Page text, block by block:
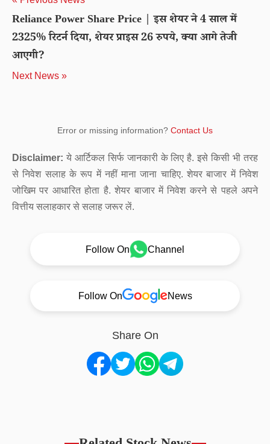
Reliance Power Share Price | इस शेयर ने 4 साल में
2325% रिटर्न दिया, शेयर प्राइस 26 रुपये, क्या आगे तेजी
आएगी?
Next News »
Error or missing information? Contact Us
Disclaimer: ये आर्टिकल सिर्फ जानकारी के लिए है. इसे किसी भी तरह
से निवेश सलाह के रूप में नहीं माना जाना चाहिए. शेयर बाजार में निवेश
जोखिम पर आधारित होता है. शेयर बाजार में निवेश करने से पहले अपने
वित्तीय सलाहकार से सलाह जरूर लें.
Follow On Channel
Follow On News
Share On